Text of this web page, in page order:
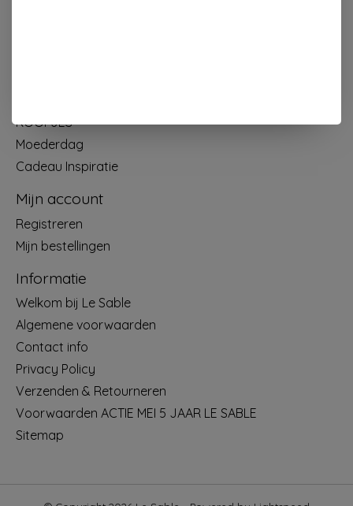
KOOPJES
Moederdag
Cadeau Inspiratie
Mijn account
Registreren
Mijn bestellingen
Informatie
Welkom bij Le Sable
Algemene voorwaarden
Contact info
Privacy Policy
Verzenden & Retourneren
Voorwaarden ACTIE MEI 5 JAAR LE SABLE
Sitemap